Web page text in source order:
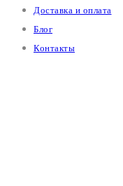
Доставка и оплата
Блог
Контакты